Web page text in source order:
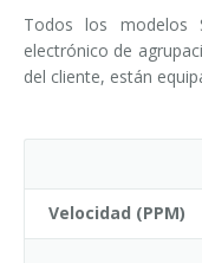
Todos los modelos
electrónico de
del cliente, están
Velocidad (PPM)